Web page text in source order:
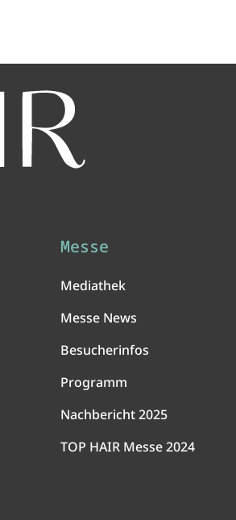
Messe
Mediathek
Messe News
Besucherinfos
Programm
Nachbericht 2025
TOP HAIR Messe 2024